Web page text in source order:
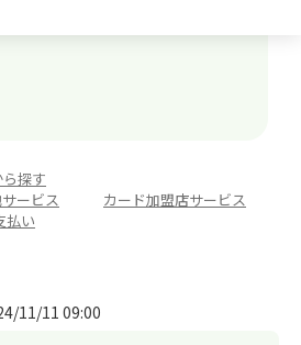
探す
ービス
カード加盟店サービス
払い
11/11 09:00